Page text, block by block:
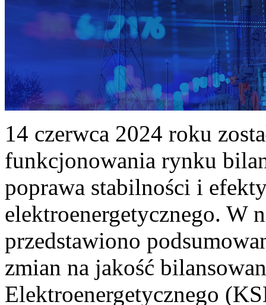
14 czerwca 2024 roku
funkcjonowania rynku
poprawa stabilności i
elektroenergetycznego. W
przedstawiono
zmian na jakość
Elektroenergetycznego